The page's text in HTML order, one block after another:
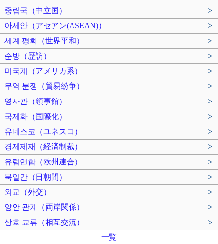
중립국（中立国）
>
아세안（アセアン(ASEAN)）
>
세계 평화（世界平和）
>
순방（歴訪）
>
미국계（アメリカ系）
>
무역 분쟁（貿易紛争）
>
영사관（領事館）
>
국제화（国際化）
>
유네스코（ユネスコ）
>
경제제재（経済制裁）
>
유럽연합（欧州連合）
>
북일간（日朝間）
>
외교（外交）
>
양안 관계（両岸関係）
>
상호 교류（相互交流）
>
一覧